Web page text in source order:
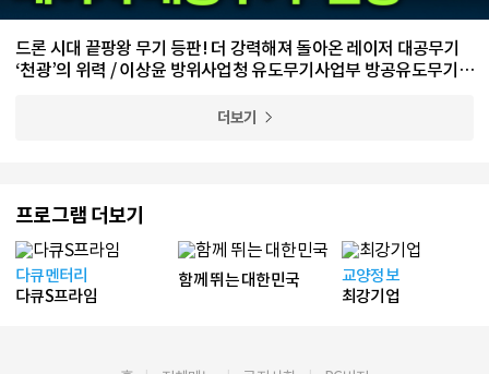
드론 시대 끝팡왕 무기 등판! 더 강력해져 돌아온 레이저 대공무기
‘천광’의 위력 / 이상윤 방위사업청 유도무기사업부 방공유도무기사
더보기
프로그램 더보기
다큐멘터리
다큐S프라임
함께 뛰는 대한민국
교양정보
최강기업